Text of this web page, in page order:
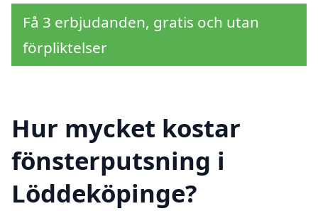
Få 3 erbjudanden, gratis och utan
förpliktelser
Hur mycket kostar
fönsterputsning i
Löddeköpinge?